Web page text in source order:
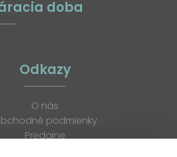
doba
Odkazy
O nás
podmienky
Predajne